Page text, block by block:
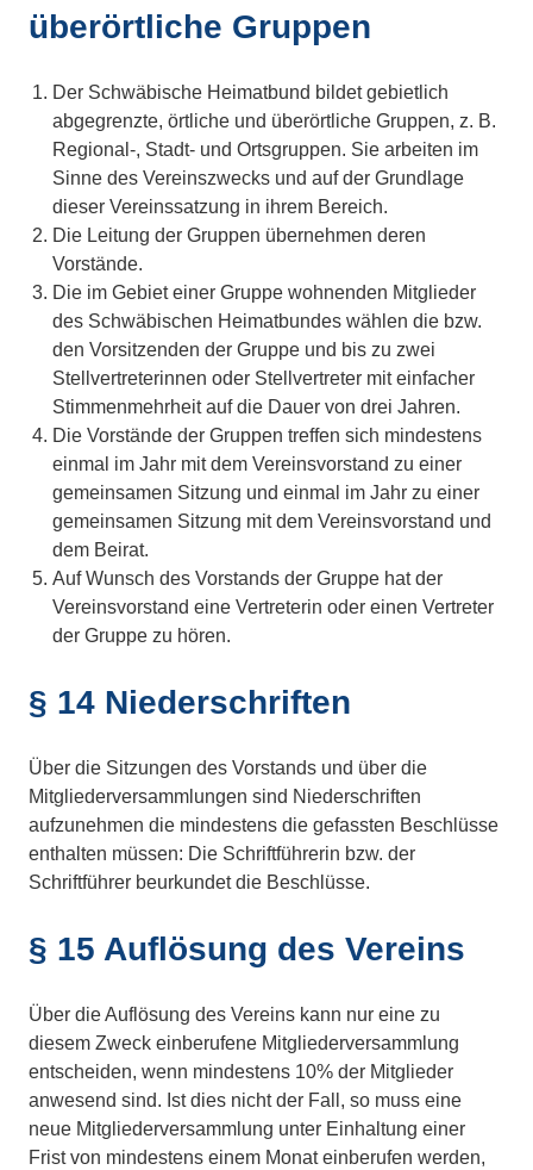
überörtliche Gruppen
Der Schwäbische Heimatbund bildet gebietlich
abgegrenzte, örtliche und überörtliche Gruppen, z. B.
Regional-, Stadt- und Ortsgruppen. Sie arbeiten im
Sinne des Vereinszwecks und auf der Grundlage
dieser Vereinssatzung in ihrem Bereich.
Die Leitung der Gruppen übernehmen deren
Vorstände.
Die im Gebiet einer Gruppe wohnenden Mitglieder
des Schwäbischen Heimatbundes wählen die bzw.
den Vorsitzenden der Gruppe und bis zu zwei
Stellvertreterinnen oder Stellvertreter mit einfacher
Stimmenmehrheit auf die Dauer von drei Jahren.
Die Vorstände der Gruppen treffen sich mindestens
einmal im Jahr mit dem Vereinsvorstand zu einer
gemeinsamen Sitzung und einmal im Jahr zu einer
gemeinsamen Sitzung mit dem Vereinsvorstand und
dem Beirat.
Auf Wunsch des Vorstands der Gruppe hat der
Vereinsvorstand eine Vertreterin oder einen Vertreter
der Gruppe zu hören.
§ 14 Niederschriften
Über die Sitzungen des Vorstands und über die
Mitgliederversammlungen sind Niederschriften
aufzunehmen die mindestens die gefassten Beschlüsse
enthalten müssen: Die Schriftführerin bzw. der
Schriftführer beurkundet die Beschlüsse.
§ 15 Auflösung des Vereins
Über die Auflösung des Vereins kann nur eine zu
diesem Zweck einberufene Mitgliederversammlung
entscheiden, wenn mindestens 10% der Mitglieder
anwesend sind. Ist dies nicht der Fall, so muss eine
neue Mitgliederversammlung unter Einhaltung einer
Frist von mindestens einem Monat einberufen werden,